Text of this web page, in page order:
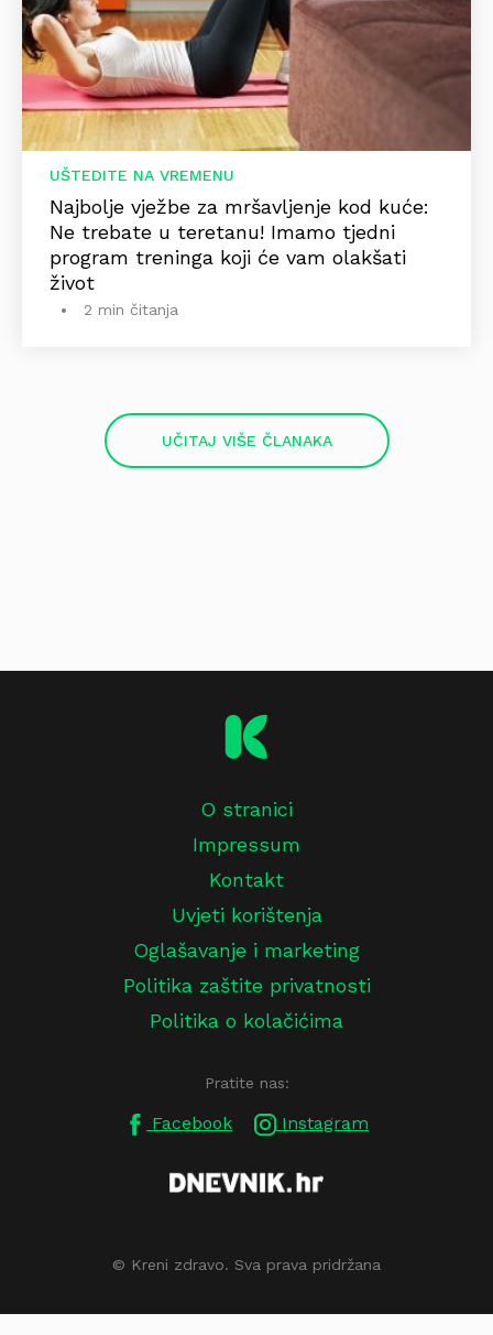
UŠTEDITE NA VREMENU
Najbolje vježbe za mršavljenje kod kuće:
Ne trebate u teretanu! Imamo tjedni
program treninga koji će vam olakšati
život
2 min čitanja
UČITAJ VIŠE ČLANAKA
O stranici
Impressum
Kontakt
Uvjeti korištenja
Oglašavanje i marketing
Politika zaštite privatnosti
Politika o kolačićima
Pratite nas:
Facebook Instagram
© Kreni zdravo. Sva prava pridržana